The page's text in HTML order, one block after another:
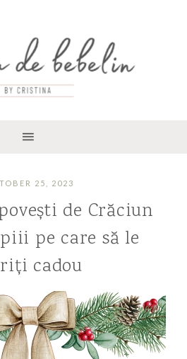
25, 2023
de Crăciun
pe care să le
cadou